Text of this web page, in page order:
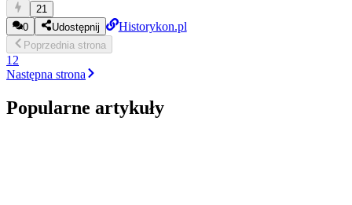
21
0
Udostępnij Historykon.pl
Poprzednia strona
1 2
Następna strona
Popularne artykuły